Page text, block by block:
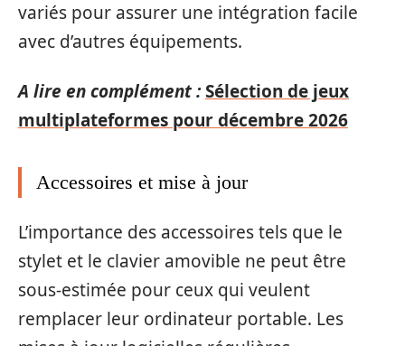
variés pour assurer une intégration facile
avec d’autres équipements.
A lire en complément :Sélection de jeux
multiplateformes pour décembre 2026
Accessoires et mise à jour
L’importance des accessoires tels que le
stylet et le clavier amovible ne peut être
sous-estimée pour ceux qui veulent
remplacer leur ordinateur portable. Les